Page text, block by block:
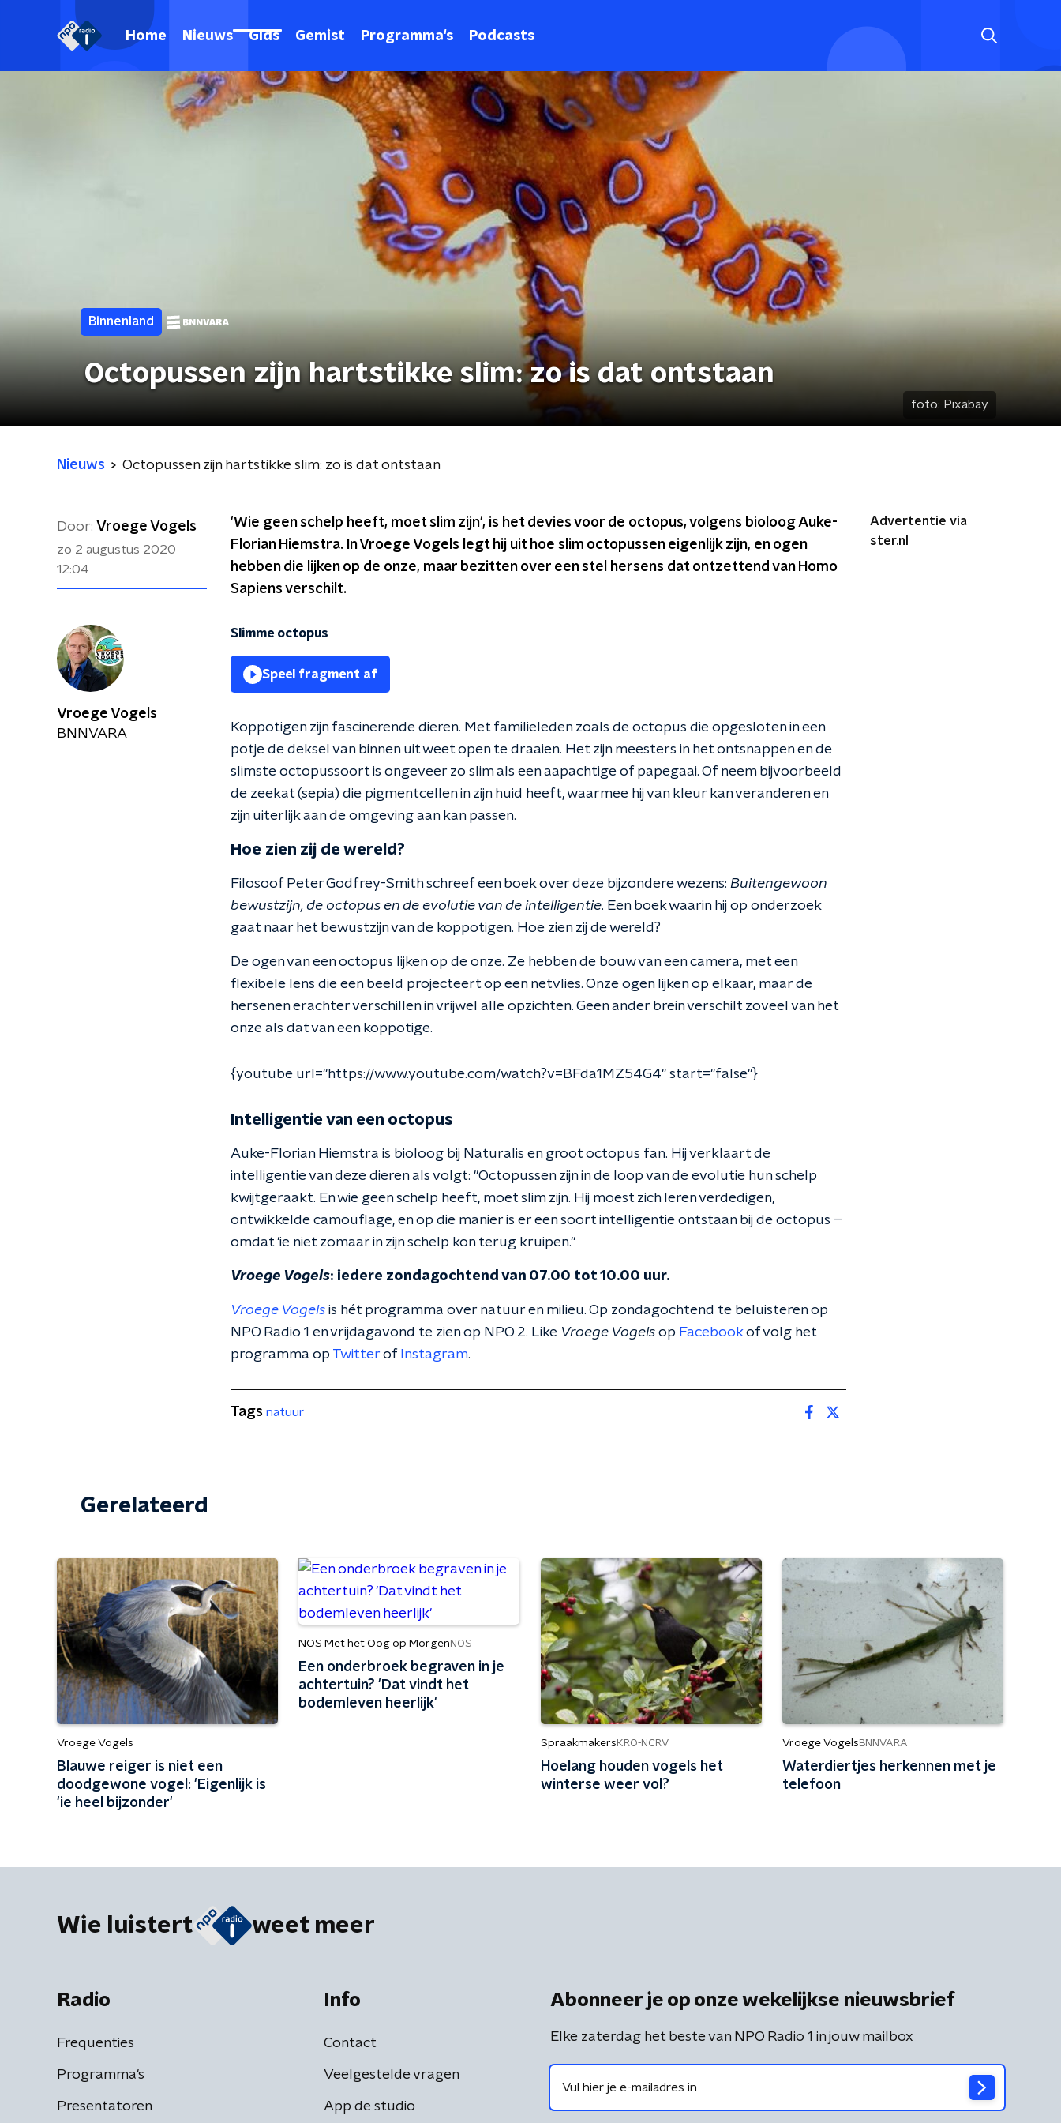
Home Nieuws Gids Gemist Programma's Podcasts
Binnenland
Octopussen zijn hartstikke slim: zo is dat ontstaan
foto: Pixabay
Nieuws Octopussen zijn hartstikke slim: zo is dat ontstaan
Door: Vroege Vogels
zo 2 augustus 2020
12:04
'Wie geen schelp heeft, moet slim zijn', is het devies voor de octopus, volgens bioloog Auke-
Florian Hiemstra. In Vroege Vogels legt hij uit hoe slim octopussen eigenlijk zijn, en ogen
hebben die lijken op de onze, maar bezitten over een stel hersens dat ontzettend van Homo
Sapiens verschilt.
Slimme octopus
Speel fragment af
Koppotigen zijn fascinerende dieren. Met familieleden zoals de octopus die opgesloten in een
potje de deksel van binnen uit weet open te draaien. Het zijn meesters in het ontsnappen en de
slimste octopussoort is ongeveer zo slim als een aapachtige of papegaai. Of neem bijvoorbeeld
de zeekat (sepia) die pigmentcellen in zijn huid heeft, waarmee hij van kleur kan veranderen en
zijn uiterlijk aan de omgeving aan kan passen.
Hoe zien zij de wereld?
Filosoof Peter Godfrey-Smith schreef een boek over deze bijzondere wezens: Buitengewoon
bewustzijn, de octopus en de evolutie van de intelligentie. Een boek waarin hij op onderzoek
gaat naar het bewustzijn van de koppotigen. Hoe zien zij de wereld?
De ogen van een octopus lijken op de onze. Ze hebben de bouw van een camera, met een
flexibele lens die een beeld projecteert op een netvlies. Onze ogen lijken op elkaar, maar de
hersenen erachter verschillen in vrijwel alle opzichten. Geen ander brein verschilt zoveel van het
onze als dat van een koppotige.
{youtube url="https://www.youtube.com/watch?v=BFda1MZ54G4" start="false"}
Intelligentie van een octopus
Auke-Florian Hiemstra is bioloog bij Naturalis en groot octopus fan. Hij verklaart de
intelligentie van deze dieren als volgt: "Octopussen zijn in de loop van de evolutie hun schelp
kwijtgeraakt. En wie geen schelp heeft, moet slim zijn. Hij moest zich leren verdedigen,
ontwikkelde camouflage, en op die manier is er een soort intelligentie ontstaan bij de octopus –
omdat 'ie niet zomaar in zijn schelp kon terug kruipen."
Vroege Vogels: iedere zondagochtend van 07.00 tot 10.00 uur.
Vroege Vogels is hét programma over natuur en milieu. Op zondagochtend te beluisteren op
NPO Radio 1 en vrijdagavond te zien op NPO 2. Like Vroege Vogels op Facebookof volg het
programma op Twitter of Instagram.
Advertentie via
ster.nl
Vroege Vogels
BNNVARA
Tags natuur
Gerelateerd
Vroege Vogels
Blauwe reiger is niet een
doodgewone vogel: 'Eigenlijk is
'ie heel bijzonder'
NOS Met het Oog op Morgen NOS
Een onderbroek begraven in je
achtertuin? 'Dat vindt het
bodemleven heerlijk'
Spraakmakers KRO-NCRV
Hoelang houden vogels het
winterse weer vol?
Vroege Vogels BNNVARA
Waterdiertjes herkennen met je
telefoon
Wie luistert weet meer
Radio
Frequenties
Programma's
Presentatoren
Info
Contact
Veelgestelde vragen
App de studio
Abonneer je op onze wekelijkse nieuwsbrief
Elke zaterdag het beste van NPO Radio 1 in jouw mailbox